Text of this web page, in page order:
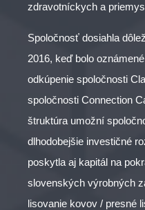
zdravotníckych a
Spoločnosť dosiahla
2016, keď bolo
odkúpenie spoločnosti
spoločnosti Connection
štruktúra umožní
dlhodobejšie investičné
poskytla aj kapitál na
slovenských výrobných
lisovanie kovov / presné